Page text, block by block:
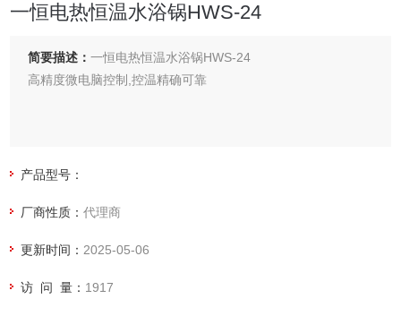
一恒电热恒温水浴锅HWS-24
简要描述：一恒电热恒温水浴锅HWS-24
高精度微电脑控制,控温精确可靠
产品型号：
厂商性质：代理商
更新时间： 2025-05-06
访 问 量： 1917